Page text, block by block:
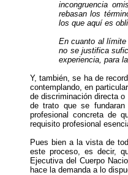
incongruencia
rebasan los
los que aquí es
En cuanto al límite
no se justifica
experiencia, para
Y, también, se ha de
contemplando, en
de discriminación directa
de trato que se
profesional concreta de
requisito profesional
Pues bien a la vista de
este proceso, es decir,
Ejecutiva del Cuerpo
hace la demanda a lo